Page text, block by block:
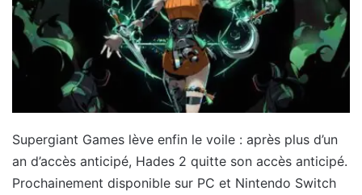
Supergiant Games lève enfin le voile : après plus d’un
an d’accès anticipé, Hades 2 quitte son accès anticipé.
Prochainement disponible sur PC et Nintendo Switch